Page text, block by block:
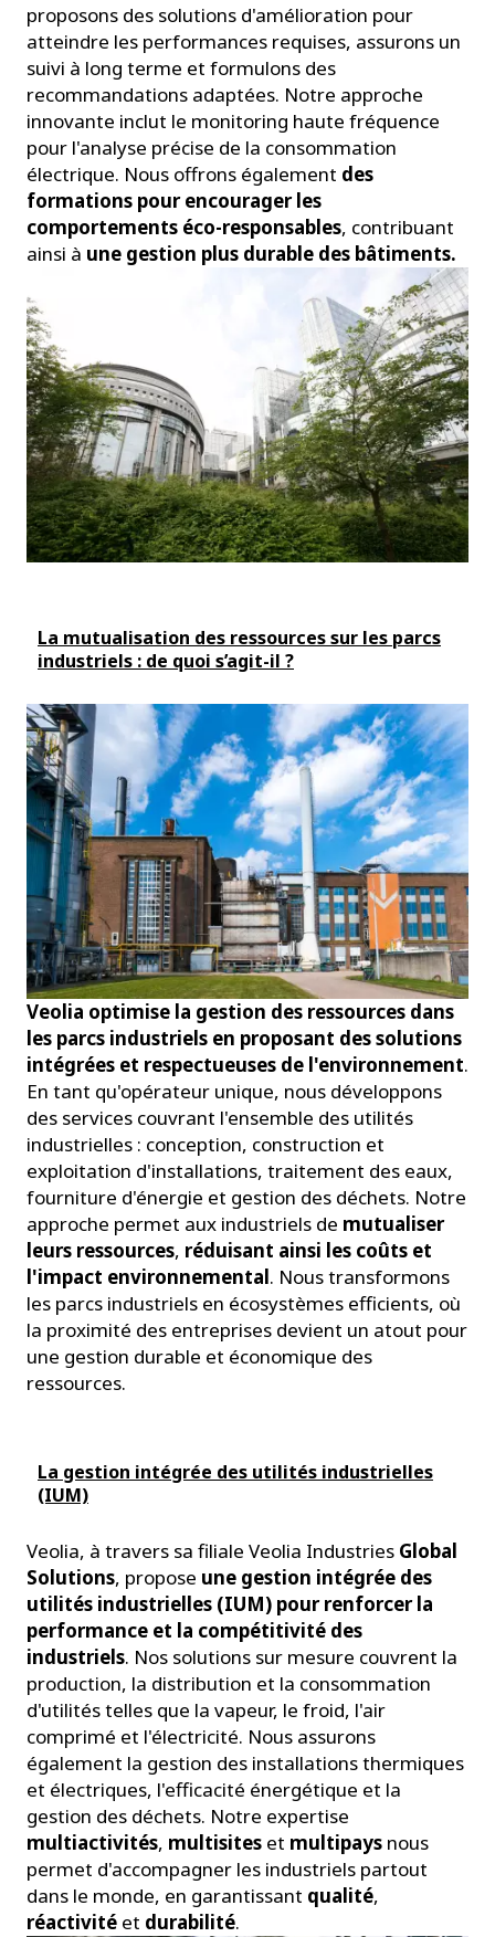
proposons des solutions d'amélioration pour
atteindre les performances requises, assurons un
suivi à long terme et formulons des
recommandations adaptées. Notre approche
innovante inclut le monitoring haute fréquence
pour l'analyse précise de la consommation
électrique. Nous offrons également des
formations pour encourager les
comportements éco-responsables, contribuant
ainsi à une gestion plus durable des bâtiments.
La mutualisation des ressources sur les parcs
industriels : de quoi s’agit-il ?
Veolia optimise la gestion des ressources dans
les parcs industriels en proposant des solutions
intégrées et respectueuses de l'environnement.
En tant qu'opérateur unique, nous développons
des services couvrant l'ensemble des utilités
industrielles : conception, construction et
exploitation d'installations, traitement des eaux,
fourniture d'énergie et gestion des déchets. Notre
approche permet aux industriels de mutualiser
leurs ressources, réduisant ainsi les coûts et
l'impact environnemental. Nous transformons
les parcs industriels en écosystèmes efficients, où
la proximité des entreprises devient un atout pour
une gestion durable et économique des
ressources.
La gestion intégrée des utilités industrielles
(IUM)
Veolia, à travers sa filiale Veolia Industries Global
Solutions, propose une gestion intégrée des
utilités industrielles (IUM) pour renforcer la
performance et la compétitivité des
industriels. Nos solutions sur mesure couvrent la
production, la distribution et la consommation
d'utilités telles que la vapeur, le froid, l'air
comprimé et l'électricité. Nous assurons
également la gestion des installations thermiques
et électriques, l'efficacité énergétique et la
gestion des déchets. Notre expertise
multiactivités, multisites et multipays nous
permet d'accompagner les industriels partout
dans le monde, en garantissant qualité,
réactivité et durabilité.